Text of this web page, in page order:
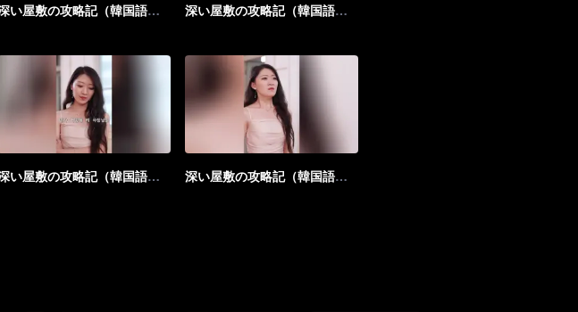
深い屋敷の攻略記（韓国語版）_第14話 深い屋敷の攻略記（韓国語版）_第15話
深い屋敷の攻略記（韓国語版）_第19話 深い屋敷の攻略記（韓国語版）_第20話